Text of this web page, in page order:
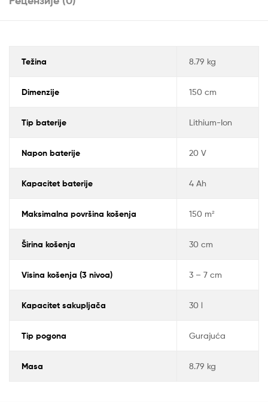
Težina 8.79 kg
Dimenzije 150 cm
Tip baterije Lithium-Ion
Napon baterije 20 V
Kapacitet baterije 4 Ah
Maksimalna površina košenja 150 m²
Širina košenja 30 cm
Visina košenja (3 nivoa) 3 – 7 cm
Kapacitet sakupljača 30 l
Tip pogona Gurajuća
Masa 8.79 kg